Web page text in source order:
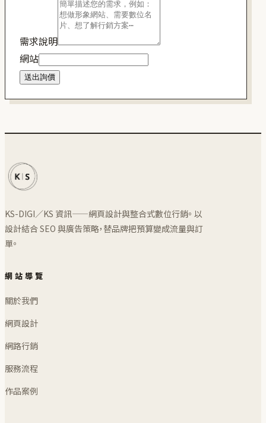
需求說明
網站
送出詢價
KS-DIGI／KS 資訊——網頁設計與整合式數位行銷。 以
設計結合 SEO 與廣告策略，替品牌把預算變成流量與訂
單。
網站導覽
關於我們
網頁設計
網路行銷
服務流程
作品案例